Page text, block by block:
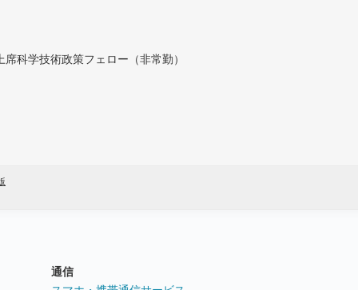
科学技術政策フェロー（非常勤）
通信